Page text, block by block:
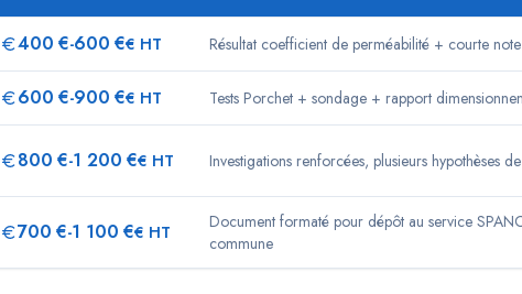
400 €-600 €€ HT Résultat coefficient de perméabilité + courte note
600 €-900 €€ HT Tests Porchet + sondage + rapport
800 €-1 200 €€ HT Investigations renforcées, plusieurs hypothèses
700 €-1 100 €€ HT
Document formaté pour dépôt au service
commune